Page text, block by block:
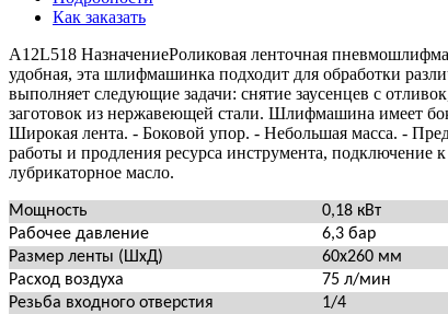
Как заказать
A12L518 НазначениеРоликовая ленточная
удобная, эта шлифмашинка подходит для обработки
выполняет следующие задачи: снятие заусенцев с
заготовок из нержавеющей стали. Шлифмашина имеет
Широкая лента. - Боковой упор. - Небольшая масса. -
работы и продления ресурса инструмента, подключение
лубрикаторное масло.
Мощность
0,18 кВт
Рабочее давление
6,3 бар
Размер ленты (ШхД)
60х260 мм
Расход воздуха
75 л/мин
Резьба входного отверстия
1/4